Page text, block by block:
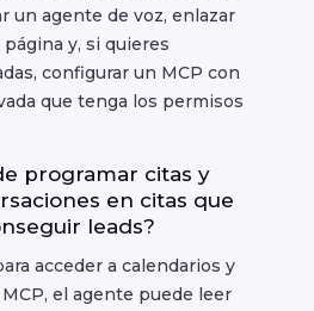
un agente de voz, enlazar
y, si quieres
configurar un MCP con
que tenga los permisos
programar citas y
en citas que
leads?
acceder a calendarios y
el agente puede leer